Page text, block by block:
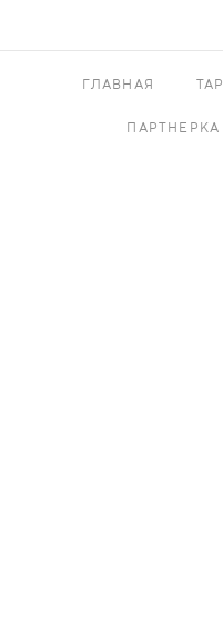
ГЛАВНАЯ
ПАРТНЕРКА